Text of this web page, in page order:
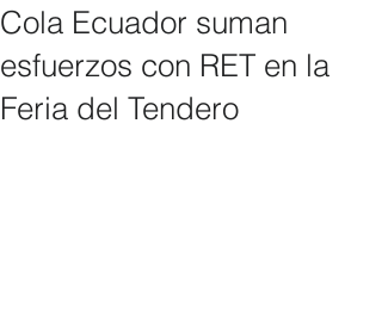
Cola Ecuador suman
esfuerzos con RET en la
Feria del Tendero